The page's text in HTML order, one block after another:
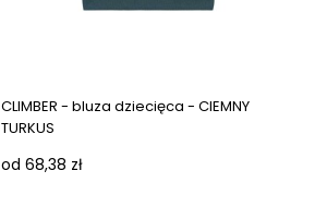
CLIMBER - bluza dziecięca - CIEMNY
TURKUS
od 68,38 zł